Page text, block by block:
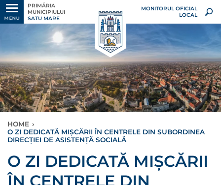
MENU
PRIMĂRIA
MUNICIPIULUI
SATU MARE
MONITORUL OFICIAL
LOCAL
HOME ›
O ZI DEDICATĂ MIȘCĂRII ÎN CENTRELE DIN SUBORDINEA
DIRECȚIEI DE ASISTENȚĂ SOCIALĂ
O ZI DEDICATĂ MIȘCĂRII
ÎN CENTRELE DIN